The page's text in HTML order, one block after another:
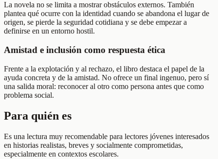
La novela no se limita a mostrar obstáculos externos. También
plantea qué ocurre con la identidad cuando se abandona el lugar de
origen, se pierde la seguridad cotidiana y se debe empezar a
definirse en un entorno hostil.
Amistad e inclusión como respuesta ética
Frente a la explotación y al rechazo, el libro destaca el papel de la
ayuda concreta y de la amistad. No ofrece un final ingenuo, pero sí
una salida moral: reconocer al otro como persona antes que como
problema social.
Para quién es
Es una lectura muy recomendable para lectores jóvenes interesados
en historias realistas, breves y socialmente comprometidas,
especialmente en contextos escolares.